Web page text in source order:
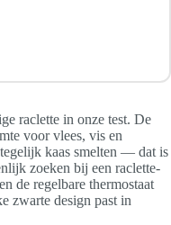
raclette in onze test. De
voor vlees, vis en
kaas smelten — dat is
zoeken bij een raclette-
de regelbare thermostaat
zwarte design past in